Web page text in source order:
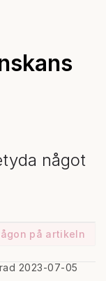
något
på artikeln
2023-07-05